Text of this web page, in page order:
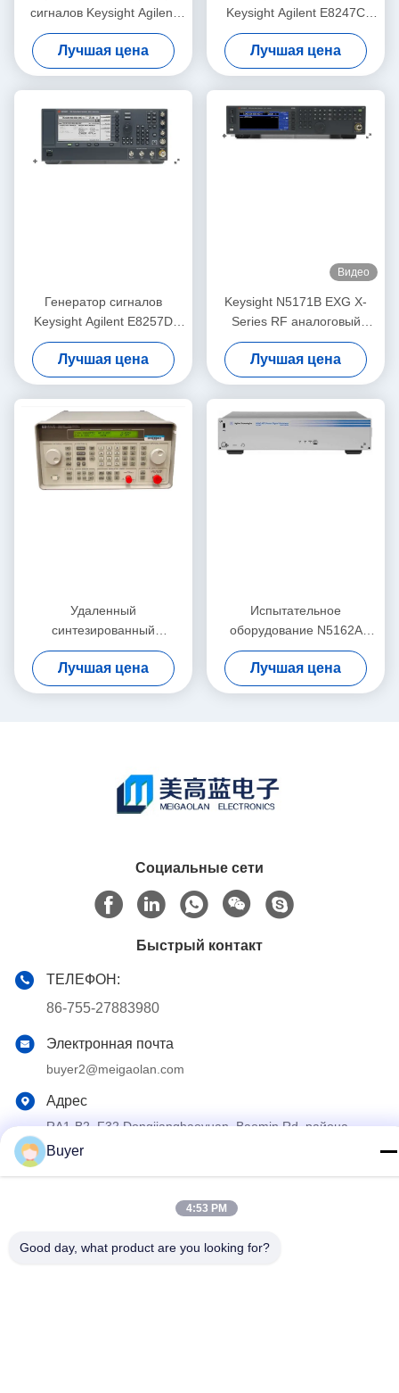
сигналов Keysight Agilent
N5182A MXG RF вектора
Лучшая цена
Keysight Agilent E8247C
250KHz-40GHz PSG CW
Лучшая цена
Генератор сигналов
Keysight Agilent E8257D
PSG Benchtop сетноой-
аналогов RF
Лучшая цена
Видео
Keysight N5171B EXG X-
Series RF аналоговый
генератор сигнала от 9 кГц
до 6 ГГц
Лучшая цена
Удаленный
синтезированный
генератор сигналов
Keysight Agilent 8648B
9kHz-2000MHz RF
Лучшая цена
Испытательное
оборудование N5162A
MXG генератора сигналов
радиочастоты Keysight
Agilent СЪЕЛО
Лучшая цена
Социальные сети
Быстрый контакт
ТЕЛЕФОН:
86-755-27883980
Электронная почта
buyer2@meigaolan.com
Адрес
RA1-B2, F32 Dongjianghaoyuan, Baomin Rd, района
Политика конфиденциальности
Доставщик. 2023-2026 Shenzhen Meigaolan Electronic
Buyer
4:53 PM
Good day, what product are you looking for?